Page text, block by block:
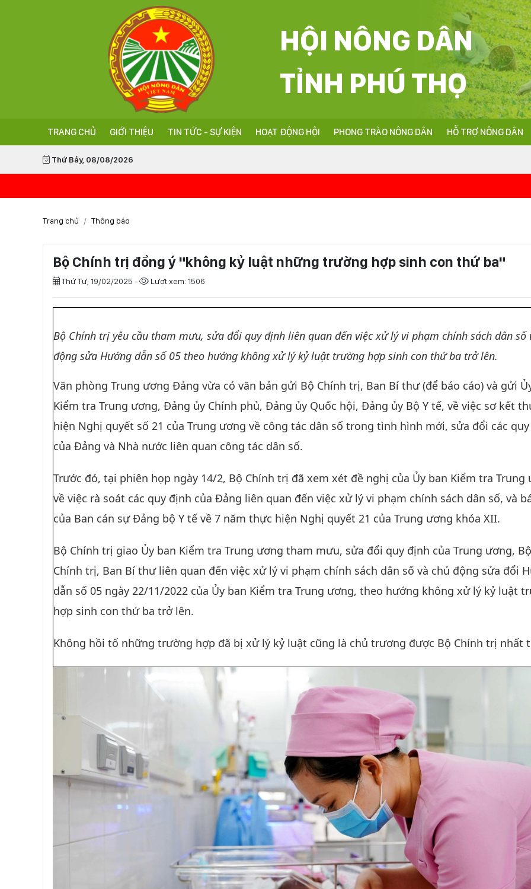
HỘI NÔNG DÂN
TỈNH PHÚ THỌ
TRANG CHỦ GIỚI THIỆU TIN TỨC - SỰ KIỆN HOẠT ĐỘNG HỘI PHONG TRÀO NÔNG DÂN HỖ TRỢ NÔNG DÂN
Thứ Bảy, 08/08/2026
<<<Nhiệt liệt
Trang chủ Thông báo
Bộ Chính trị đồng ý "không kỷ luật những trường hợp sinh con thứ ba"
Thứ Tư, 19/02/2025 - Lượt xem: 1506
Bộ Chính trị yêu cầu tham mưu, sửa đổi quy định liên quan đến việc xử lý vi phạm chính sách dân số
động sửa Hướng dẫn số 05 theo hướng không xử lý kỷ luật trường hợp sinh con thứ ba trở lên.
Văn phòng Trung ương Đảng vừa có văn bản gửi Bộ Chính trị, Ban Bí thư (để báo cáo) và gửi
Kiểm tra Trung ương, Đảng ủy Chính phủ, Đảng ủy Quốc hội, Đảng ủy Bộ Y tế, về việc sơ kết
hiện Nghị quyết số 21 của Trung ương về công tác dân số trong tình hình mới, sửa đổi các
của Đảng và Nhà nước liên quan công tác dân số.
Trước đó, tại phiên họp ngày 14/2, Bộ Chính trị đã xem xét đề nghị của Ủy ban Kiểm tra Trung
về việc rà soát các quy định của Đảng liên quan đến việc xử lý vi phạm chính sách dân số, và
của Ban cán sự Đảng bộ Y tế về 7 năm thực hiện Nghị quyết 21 của Trung ương khóa XII.
Bộ Chính trị giao Ủy ban Kiểm tra Trung ương tham mưu, sửa đổi quy định của Trung ương, Bộ
Chính trị, Ban Bí thư liên quan đến việc xử lý vi phạm chính sách dân số và chủ động sửa đổi
dẫn số 05 ngày 22/11/2022 của Ủy ban Kiểm tra Trung ương, theo hướng không xử lý kỷ luật
hợp sinh con thứ ba trở lên.
Không hồi tố những trường hợp đã bị xử lý kỷ luật cũng là chủ trương được Bộ Chính trị nhất